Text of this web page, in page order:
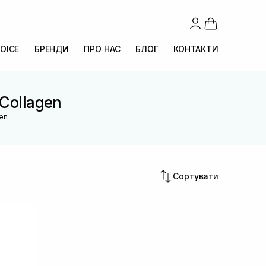
БРЕНДИ ПРО НАС БЛОГ КОНТАКТИ
Сортувати